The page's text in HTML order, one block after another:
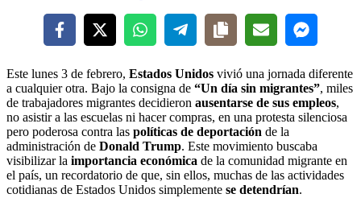
Este lunes 3 de febrero, Estados Unidos vivió una jornada diferente
a cualquier otra. Bajo la consigna de “Un día sin migrantes”, miles
de trabajadores migrantes decidieron ausentarse de sus empleos,
no asistir a las escuelas ni hacer compras, en una protesta silenciosa
pero poderosa contra las políticas de deportación de la
administración de Donald Trump. Este movimiento buscaba
visibilizar la importancia económica de la comunidad migrante en
el país, un recordatorio de que, sin ellos, muchas de las actividades
cotidianas de Estados Unidos simplemente se detendrían.